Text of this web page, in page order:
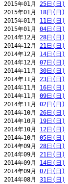
2015年01月 25日(日)
2015年01月 18日(日)
2015年01月 11日(日)
2015年01月 04日(日)
2014年12月 28日(日)
2014年12月 21日(日)
2014年12月 14日(日)
2014年12月 07日(日)
2014年11月 30日(日)
2014年11月 23日(日)
2014年11月 16日(日)
2014年11月 09日(日)
2014年11月 02日(日)
2014年10月 26日(日)
2014年10月 19日(日)
2014年10月 12日(日)
2014年10月 05日(日)
2014年09月 28日(日)
2014年09月 21日(日)
2014年09月 14日(日)
2014年09月 07日(日)
2014年08月 31日(日)